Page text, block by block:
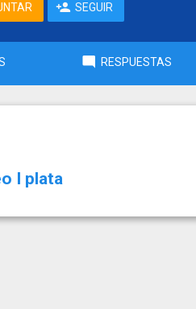
SEGUIR
RESPUESTAS
I plata